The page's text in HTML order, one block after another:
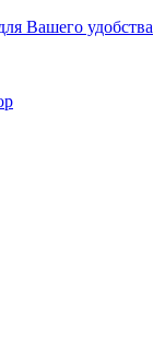
Вашего удобства